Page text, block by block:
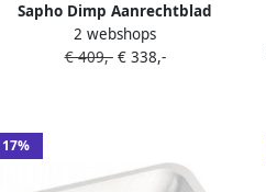
Sapho Dimp Aanrechtblad
keramische wastafel Ø 46cm wit
2 webshops
€ 409,-€ 338,-
17%